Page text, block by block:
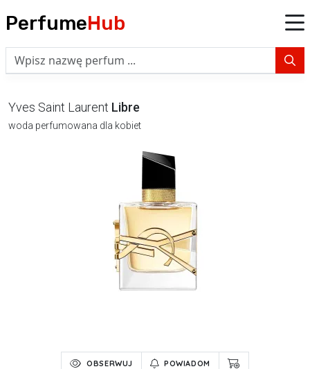
PerfumeHub
Yves Saint Laurent Libre
woda perfumowana dla kobiet
OBSERWUJ POWIADOM